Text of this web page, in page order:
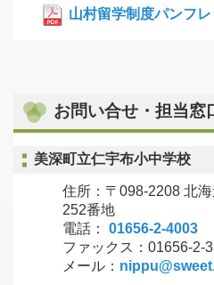
山村留学制度パンフ
お問い合せ・担当窓
美深町立仁宇布小中学校
住所：〒098-2208 北
252番地
電話： 01656-2-4003
ファックス：01656-2-
メール：